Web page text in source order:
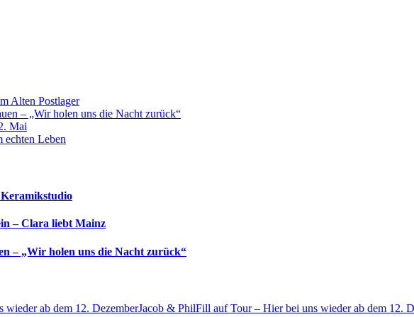
Alten Postlager
– „Wir holen uns die Nacht zurück“
Mai
Leben
– Clara liebt Mainz
– „Wir holen uns die Nacht zurück“
Jacob & PhilFill auf Tour – Hier bei uns wieder ab dem 12.